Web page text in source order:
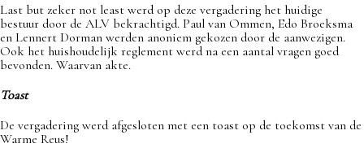
Last but zeker not least werd op deze vergadering het huidige
bestuur door de ALV bekrachtigd. Paul van Ommen, Edo Broeksma
en Lennert Dorman werden anoniem gekozen door de aanwezigen.
Ook het huishoudelijk reglement werd na een aantal vragen goed
bevonden. Waarvan akte.
Toast
De vergadering werd afgesloten met een toast op de toekomst van de
Warme Reus!